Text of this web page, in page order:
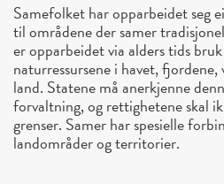
Samefolket har opparbeidet seg
til områdene der samer
er opparbeidet via alders tids
naturressursene i havet, fjordene,
land. Statene må anerkjenne
forvaltning, og rettighetene skal
grenser. Samer har spesielle
landområder og territorier.